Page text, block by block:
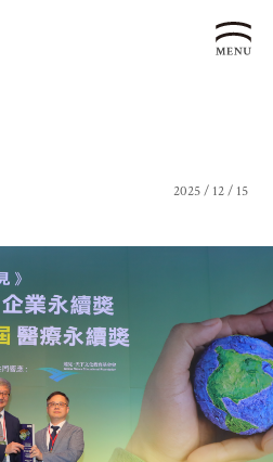
革
文化
活誌
化
化
體驗館
館
驗
務
紹
贈禮區
鑑
約
續
發展 ESG
集
係人
息
點
2025 / 12 / 15